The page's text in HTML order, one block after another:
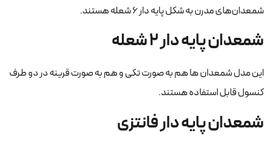
شمعدان‌های مدرن به شکل پایه دار ۶ شعله هستند.
شمعدان پایه دار ۲ شعله
این مدل شمعدان ها هم به صورت تکی و هم به صورت قرینه در دو طرف
کنسول قابل استفاده هستند.
شمعدان پایه دار فانتزی